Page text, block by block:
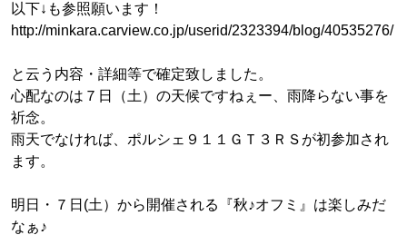
以下↓も参照願います！
http://minkara.carview.co.jp/userid/2323394/blog/40535276/
と云う内容・詳細等で確定致しました。
心配なのは７日（土）の天候ですねぇー、雨降らない事を
祈念。
雨天でなければ、ポルシェ９１１ＧＴ３ＲＳが初参加され
ます。
明日・７日(土）から開催される『秋♪オフミ』は楽しみだ
なぁ♪